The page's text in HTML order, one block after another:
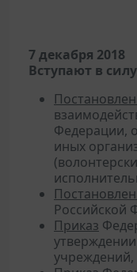
7 декабря 2018
Вступают в
Федерации,
иных
Российской
Приказ